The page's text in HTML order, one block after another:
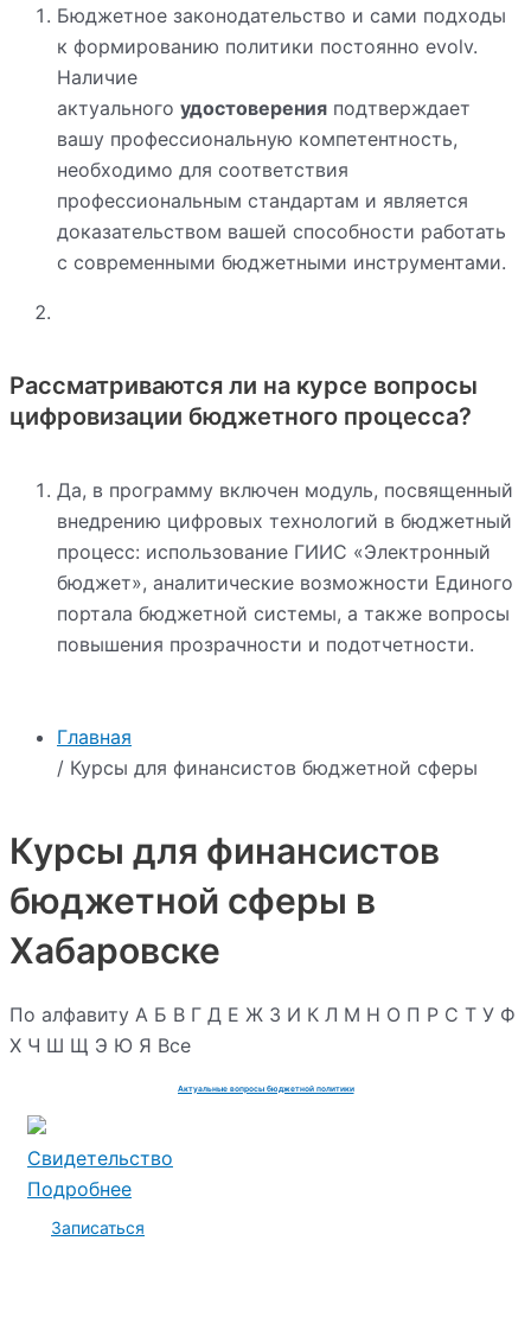
Главная
/ Курсы для финансистов бюджетной сферы
Курсы для финансистов
бюджетной сферы в
Хабаровске
По алфавиту А Б В Г Д Е Ж З И К Л М Н О П Р С Т У Ф
Х Ч Ш Щ Э Ю Я Все
Актуальные вопросы бюджетной политики
Свидетельство
Подробнее
Записаться
Бюджетное законодательство и сами подходы
к формированию политики постоянно evolv.
Наличие
актуального удостоверения подтверждает
вашу профессиональную компетентность,
необходимо для соответствия
профессиональным стандартам и является
доказательством вашей способности работать
с современными бюджетными инструментами.
Рассматриваются ли на курсе вопросы
цифровизации бюджетного процесса?
Да, в программу включен модуль, посвященный
внедрению цифровых технологий в бюджетный
процесс: использование ГИИС «Электронный
бюджет», аналитические возможности Единого
портала бюджетной системы, а также вопросы
повышения прозрачности и подотчетности.